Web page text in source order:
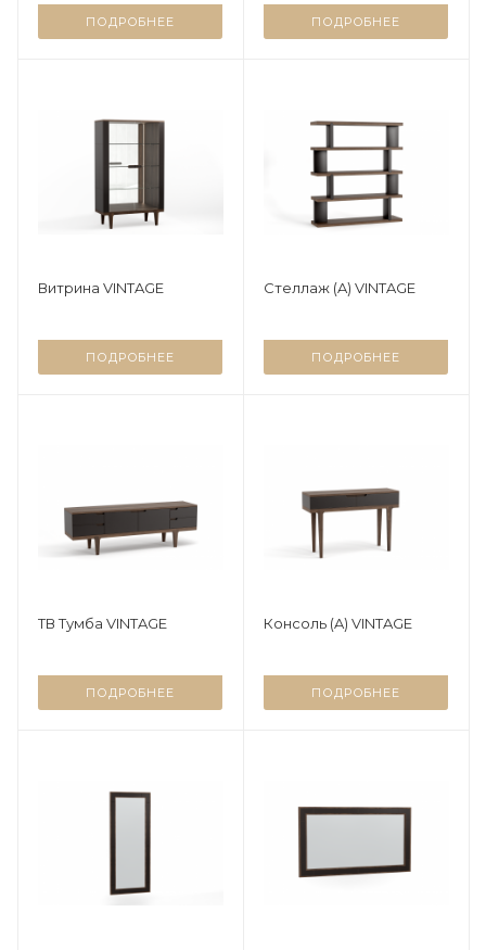
ПОДРОБНЕЕ ПОДРОБНЕЕ
Витрина VINTAGE
ПОДРОБНЕЕ
Стеллаж (A) VINTAGE
ПОДРОБНЕЕ
ТВ Тумба VINTAGE
ПОДРОБНЕЕ
Консоль (A) VINTAGE
ПОДРОБНЕЕ